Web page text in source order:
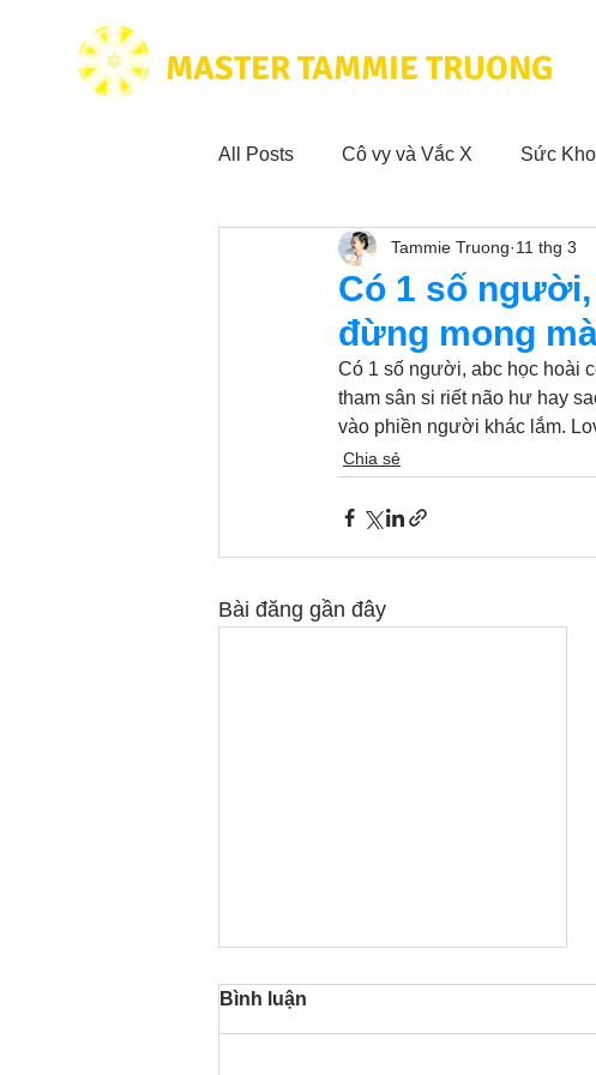
MASTER TAMMIE TRUONG
All Posts Cô vy và Vắc X Sức
Hoạt động vì cộng đồng Trải
Trích dẫn hay trong Sách CL&NL
Phim Tâm Linh Hoạt động hằng
Có 1 số
đừng mong
Tammie Truong 11 thg 3
Có 1 số người, abc học hoài
tham sân si riết não hư hay
vào phiền người khác lắm.
Chia sẻ
Bài đăng gần đây
Bình luận